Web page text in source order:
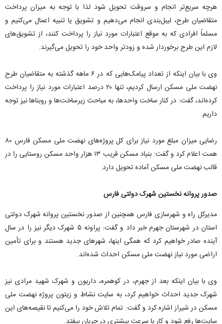
هرچه سریع‌تر انجام و سروقت تحویل شود لذا با توجه به میزان پرداخت
متقاضیان طرح، لیبل‌بندی انجام می‌دهیم و تشویق یا تنبیه اعمال می‌کنیم و
مسلماً افرادی که به موقع اعتبارات مورد نیاز را پرداخت کنند، از تشویق‌های
لازم این طرح برخوردار شده و زودتر واحد خود را تحویل می‌گیرند.
وی با بیان اینکه از تعداد پیامک‌هایی که در ۶ ماهه گذشته به متقاضیان طرح
نهضت ملی مسکن ارسال کردیم، تنها ۲۰ درصد اعتبارات مورد نیاز را پرداخت
کرده‌اند، گفت: در کنار ساخت واحدها، به مباحث زیرساخت‌ها و روبنا‌ها نیز توجه
داریم.
رضایی میزان مبلغ مورد نیاز برای کل پروژه‌های نهضت ملی مسکن فارس ۸۰
همت اعلام کرد و گفت: بنیاد مسکن قریب ۱۳ هزار واحد مسکن روستایی را در
قالب نهضت ملی مسکن آماده تحویل دارد.
صدور پروانه نخستین شهرک دولتی فارس
مدیرکل راه و شهرسازی فارس همچنین از صدور نخستین پروانه شهرک دولتی
استان در شهرستان جهرم خبر داد و گفت: پراونه ۵ شهرک دیگر نیز را در سال
آینده صادر خواهیم کرد که همگی اینها، شهر‌های جدید هستند و برای تأمین
اراضی مورد نیاز نهضت ملی مسکن احداث شده‌اند.
وی با بیان اینکه بعد از جهرم، در کوهمره، داریون و شهرک شهید مرادی نیز
شهرک جدید احداث خواهیم کرد، به سایت نشاط و زیتون پروژه نهضت ملی
مسکن در شیراز اشاره کرد و گفت: تمام تلاش خود را می‌کنیم تا نقیصه‌های این
سایت‌ها رفع شود و کار با سرعت بیشتری در جریان بیفتد.